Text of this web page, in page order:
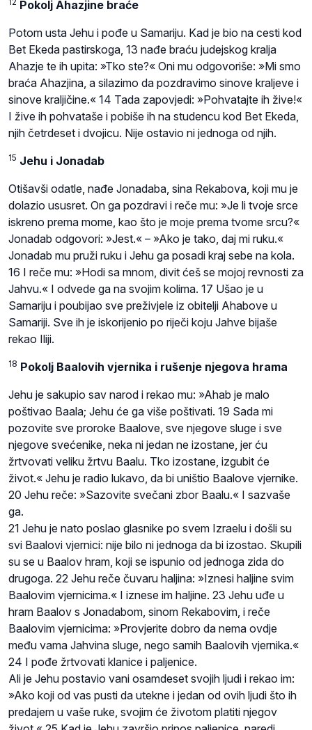
Pokolj Ahazjine braće
Potom usta Jehu i pođe u Samariju. Kad je bio na cesti kod
Bet Ekeda pastirskoga, 13 nađe braću judejskog kralja
Ahazje te ih upita: »Tko ste?« Oni mu odgovoriše: »Mi smo
braća Ahazjina, a silazimo da pozdravimo sinove kraljeve i
sinove kraljičine.« 14 Tada zapovjedi: »Pohvatajte ih žive!«
I žive ih pohvataše i pobiše ih na studencu kod Bet Ekeda,
njih četrdeset i dvojicu. Nije ostavio ni jednoga od njih.
15 Jehu i Jonadab
Otišavši odatle, nađe Jonadaba, sina Rekabova, koji mu je
dolazio ususret. On ga pozdravi i reče mu: »Je li tvoje srce
iskreno prema mome, kao što je moje prema tvome srcu?«
Jonadab odgovori: »Jest.« – »Ako je tako, daj mi ruku.«
Jonadab mu pruži ruku i Jehu ga posadi kraj sebe na kola.
16 I reče mu: »Hodi sa mnom, divit ćeš se mojoj revnosti za
Jahvu.« I odvede ga na svojim kolima. 17 Ušao je u
Samariju i poubijao sve preživjele iz obitelji Ahabove u
Samariji. Sve ih je iskorijenio po riječi koju Jahve bijaše
rekao Iliji.
18 Pokolj Baalovih vjernika i rušenje njegova hrama
Jehu je sakupio sav narod i rekao mu: »Ahab je malo
poštivao Baala; Jehu će ga više poštivati. 19 Sada mi
pozovite sve proroke Baalove, sve njegove sluge i sve
njegove svećenike, neka ni jedan ne izostane, jer ću
žrtvovati veliku žrtvu Baalu. Tko izostane, izgubit će
život.« Jehu je radio lukavo, da bi uništio Baalove vjernike.
20 Jehu reče: »Sazovite svečani zbor Baalu.« I sazvaše
ga.
21 Jehu je nato poslao glasnike po svem Izraelu i došli su
svi Baalovi vjernici: nije bilo ni jednoga da bi izostao. Skupili
su se u Baalov hram, koji se ispunio od jednoga zida do
drugoga. 22 Jehu reče čuvaru haljina: »Iznesi haljine svim
Baalovim vjernicima.« I iznese im haljine. 23 Jehu uđe u
hram Baalov s Jonadabom, sinom Rekabovim, i reče
Baalovim vjernicima: »Provjerite dobro da nema ovdje
među vama Jahvina sluge, nego samih Baalovih vjernika.«
24 I pođe žrtvovati klanice i paljenice.
Ali je Jehu postavio vani osamdeset svojih ljudi i rekao im:
»Ako koji od vas pusti da utekne i jedan od ovih ljudi što ih
predajem u vaše ruke, svojim će životom platiti njegov